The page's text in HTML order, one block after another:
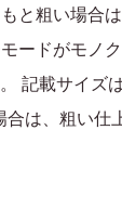
粗い場合は
ドがモノ
記載サイズ
は、粗い